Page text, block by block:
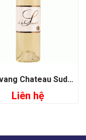
Rượu vang Chateau Suduiraut S De Suduiraut
Liên hệ